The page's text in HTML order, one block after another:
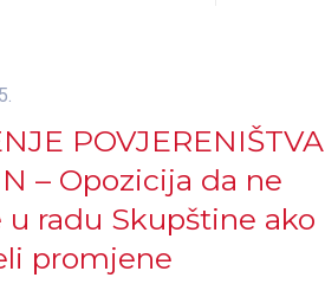
POVJERENIŠTVA
– Opozicija da ne
u radu Skupštine ako
promjene